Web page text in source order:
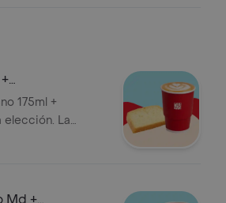
175ml +
elección. La
puede
Md +